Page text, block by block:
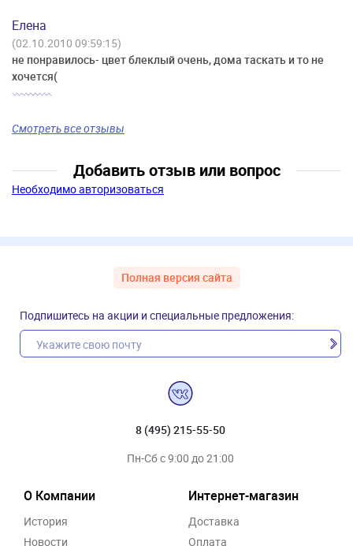
Елена
(02.10.2010 09:59:15)
не понравилось- цвет блеклый очень, дома таскать и то не
хочется(
Смотреть все отзывы
Добавить отзыв или вопрос
Необходимо авторизоваться
Полная версия сайта
Подпишитесь на акции и специальные предложения:
8 (495) 215-55-50
Пн-Сб с 9:00 до 21:00
О Компании
История
Новости
Интернет-магазин
Доставка
Оплата